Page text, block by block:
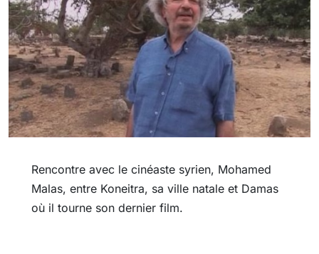
Rencontre avec le cinéaste syrien, Mohamed
Malas, entre Koneitra, sa ville natale et Damas
où il tourne son dernier film.